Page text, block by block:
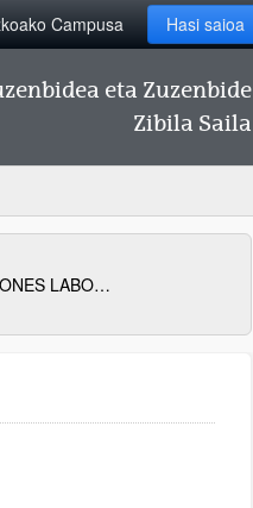
Campusa Hasi saioa
eta Zuzenbide
Zibila Saila
EUROPA, EMPLEO Y RELACIONES LABORALES